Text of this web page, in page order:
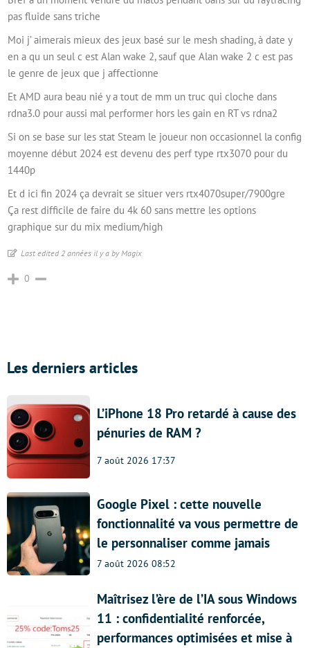
pas fluide sans triche
Moi j’ aimerais mieux des jeux basé sur le mesh shading, à date y
en a qu un seul c est Alan wake 2, sauf que Alan wake 2 c est pas
le genre de jeux que j affectionne
Et AMD aura beau nié y a tout de mm un truc qui cloche dans
rdna3.0 pour aussi mal performer hors les gain en RT vs rdna2
Si on se base sur les stat Steam le joueur non occasionnel la config
moyenne début 2024 est devenu des perf type rtx3070 pour du
1440p
Et d ici fin 2024 ça devrait se situer vers rtx4070super/7900gre
Ça rest difficile de faire du 4k 60 sans mettre les options
graphique sur du mix medium/high
Last edited 2 années il y a by Magix
0
Les derniers articles
L’iPhone 18 Pro retardé à cause des
pénuries de RAM ?
7 août 2026 17:37
Google Pixel : cette nouvelle
fonctionnalité va vous permettre de
le personnaliser comme jamais
7 août 2026 08:52
Maîtrisez l’ère de l’IA sous Windows
11 : confidentialité renforcée,
performances optimisées et mise à